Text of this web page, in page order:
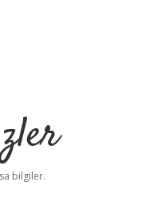
bilgiler.